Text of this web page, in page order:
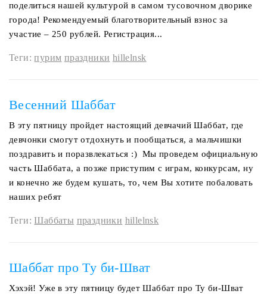
поделиться нашей культурой в самом тусовочном дворике
города! Рекомендуемый благотворительный взнос за
участие – 250 рублей. Регистрация...
Теги:пурим праздники hillelnsk
Весенний Шаббат
В эту пятницу пройдет настоящий девчачий Шаббат, где
девчонки смогут отдохнуть и пообщаться, а мальчишки
поздравить и поразвлекаться :) Мы проведем официальную
часть Шаббата, а позже приступим с играм, конкурсам, ну
и конечно же будем кушать, то, чем Вы хотите побаловать
наших ребят
Теги:Шаббаты праздники hillelnsk
Шаббат про Ту би-Шват
Хэхэй! Уже в эту пятницу будет Шаббат про Ту би-Шват